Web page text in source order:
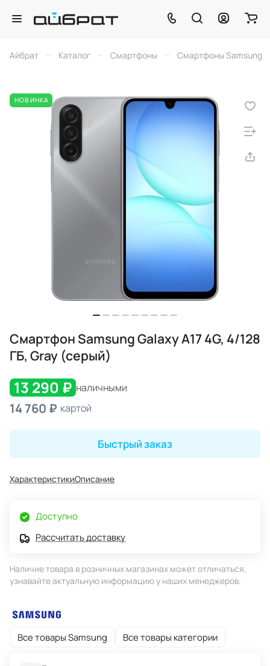
Айбрат – Каталог – Смартфоны – Смартфоны Samsung
НОВИНКА
Смартфон Samsung Galaxy A17 4G, 4/128
ГБ, Gray (серый)
13 290 ₽ наличными
14 760 ₽ картой
Быстрый заказ
ХарактеристикиОписание
Доступно
Рассчитать доставку
Наличие товара в розничных магазинах может отличаться,
узнавайте актуальную информацию у наших менеджеров.
Все товары Samsung Все товары категории